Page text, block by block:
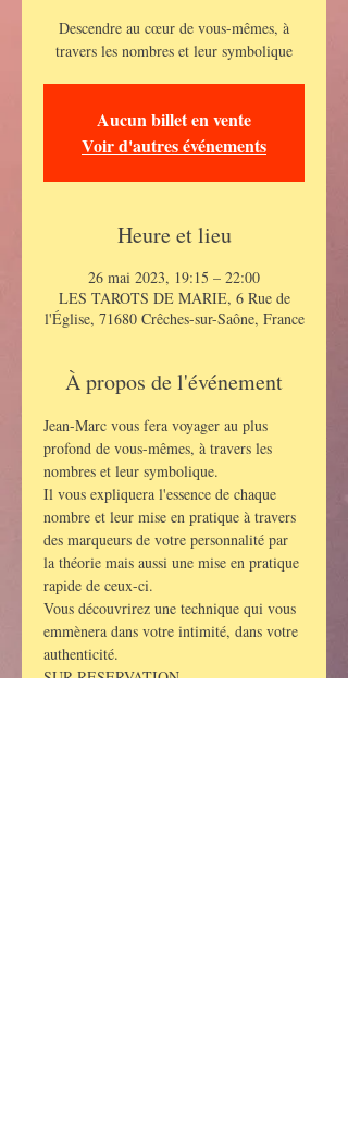
Descendre au cœur de vous-mêmes, à
travers les nombres et leur symbolique
Aucun billet en vente
Voir d'autres événements
Heure et lieu
26 mai 2023, 19:15 – 22:00
LES TAROTS DE MARIE, 6 Rue de
l'Église, 71680 Crêches-sur-Saône, France
À propos de l'événement
Jean-Marc vous fera voyager au plus
profond de vous-mêmes, à travers les
nombres et leur symbolique.
Il vous expliquera l'essence de chaque
nombre et leur mise en pratique à travers
des marqueurs de votre personnalité par
la théorie mais aussi une mise en pratique
rapide de ceux-ci.
Vous découvrirez une technique qui vous
emmènera dans votre intimité, dans votre
authenticité.
SUR RESERVATION